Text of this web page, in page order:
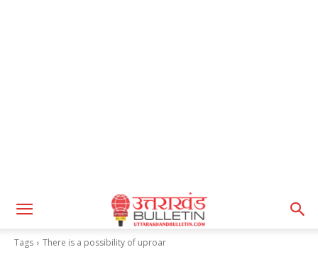
Tags There is a possibility of uproar